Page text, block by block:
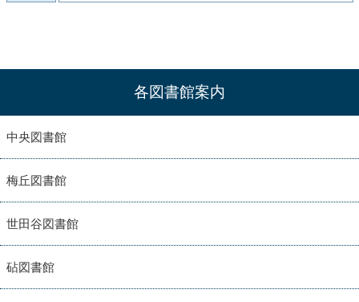
各図書館案内
中央図書館
梅丘図書館
世田谷図書館
砧図書館